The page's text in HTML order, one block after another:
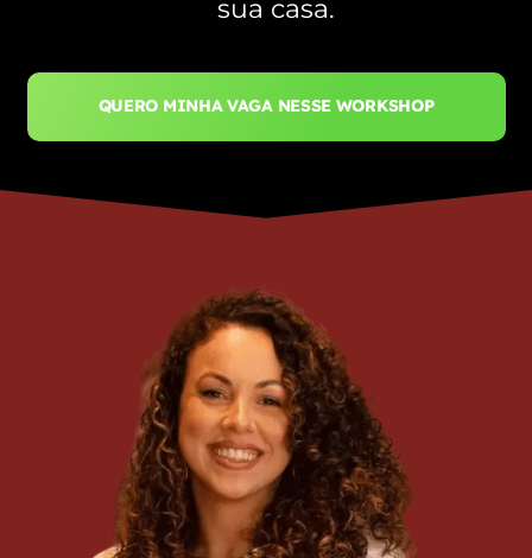
sua casa.
QUERO MINHA VAGA NESSE WORKSHOP